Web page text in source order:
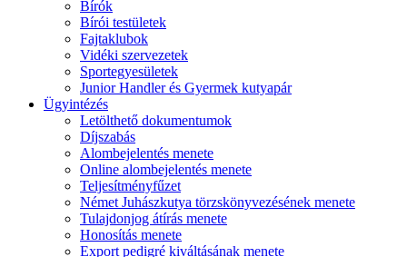
Bírók
Bírói testületek
Fajtaklubok
Vidéki szervezetek
Sportegyesületek
Junior Handler és Gyermek kutyapár
Ügyintézés
Letölthető dokumentumok
Díjszabás
Alombejelentés menete
Online alombejelentés menete
Teljesítményfűzet
Német Juhászkutya törzskönyvezésének menete
Tulajdonjog átírás menete
Honosítás menete
Export pedigré kiváltásának menete